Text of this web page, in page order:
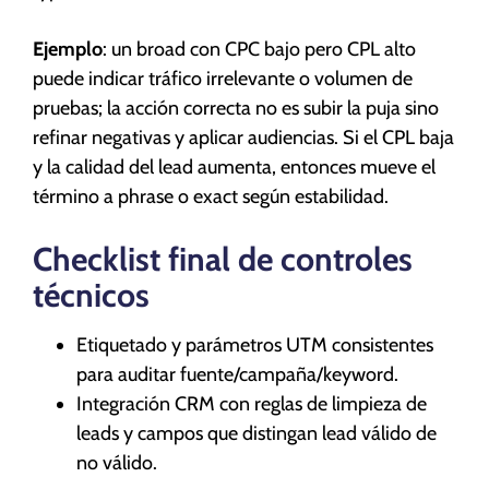
Ejemplo: un broad con CPC bajo pero CPL alto
puede indicar tráfico irrelevante o volumen de
pruebas; la acción correcta no es subir la puja sino
refinar negativas y aplicar audiencias. Si el CPL baja
y la calidad del lead aumenta, entonces mueve el
término a phrase o exact según estabilidad.
Checklist final de controles
técnicos
Etiquetado y parámetros UTM consistentes
para auditar fuente/campaña/keyword.
Integración CRM con reglas de limpieza de
leads y campos que distingan lead válido de
no válido.